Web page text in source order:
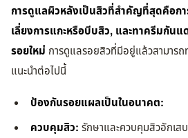
การดูแลผิวหลังเป็นสิวที่สำคัญที่สุดคือก
เลี่ยงการแกะหรือบีบสิว, และทาครีมกัน
รอยใหม่ การดูแลรอยสิวที่มีอยู่แล้วสามาร
แนะนำต่อไปนี้
ป้องกันรอยแผลเป็นในอนาคต:
ควบคุมสิว: รักษาและควบคุมสิวอักเส